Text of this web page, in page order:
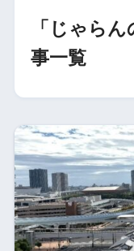
「じゃら
事一覧